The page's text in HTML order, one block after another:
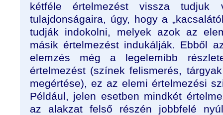
kétféle értelmezést vissza
tulajdonságaira, úgy, hogy a
tudják indokolni, melyek azok az
másik értelmezést indukálják. Ebből
elemzés még a legelemibb
értelmezést (színek felismerés,
megértése), ez az elemi értelmezési
Például, jelen esetben mindkét
az alakzat felső részén jobbfelé